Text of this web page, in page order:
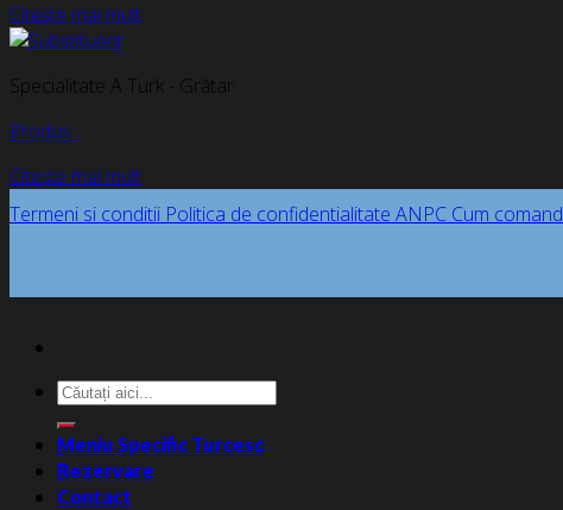
Citește mai mult
Specialitate A Turk - Grătar
Produs
Citește mai mult
Termeni si conditii Politica de confidentialitate ANPC Cum comand
Caută
după:
Meniu Specific Turcesc
Rezervare
Contact